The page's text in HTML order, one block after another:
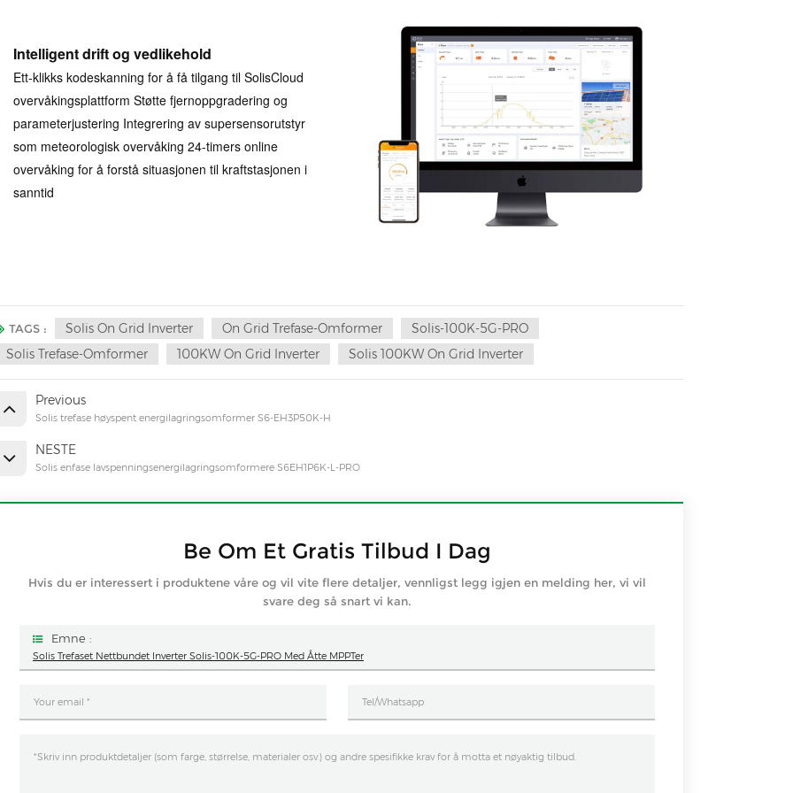
Intelligent drift og vedlikehold
Ett-klikks kodeskanning for å få tilgang til SolisCloud
overvåkingsplattform Støtte fjernoppgradering og
parameterjustering Integrering av supersensorutstyr
som meteorologisk overvåking 24-timers online
overvåking for å forstå situasjonen til kraftstasjonen i
sanntid
TAGS : Solis On Grid Inverter On Grid Trefase-Omformer
Solis-100K-5G-PRO
Solis Trefase-Omformer
100KW On Grid Inverter Solis 100KW On Grid Inverter
Previous
Solis trefase høyspent energilagringsomformer S6-EH3P50K-H
NESTE
Solis enfase lavspenningsenergilagringsomformere S6EH1P6K-L-PRO
Be Om Et Gratis Tilbud I Dag
Hvis du er interessert i produktene våre og vil vite flere detaljer, vennligst legg igjen en melding her, vi vil
svare deg så snart vi kan.
Emne :
Solis Trefaset Nettbundet Inverter Solis-100K-5G-PRO Med Åtte MPPTer